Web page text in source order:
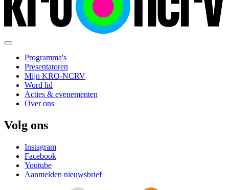
Programma's
Presentatoren
Mijn KRO-NCRV
Word lid
Acties & evenementen
Over ons
Volg ons
Instagram
Facebook
Youtube
Aanmelden nieuwsbrief